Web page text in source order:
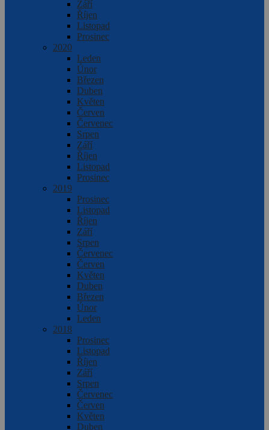
Září
Říjen
Listopad
Prosinec
2020
Leden
Únor
Březen
Duben
Květen
Červen
Červenec
Srpen
Září
Říjen
Listopad
Prosinec
2019
Prosinec
Listopad
Říjen
Září
Srpen
Červenec
Červen
Květen
Duben
Březen
Únor
Leden
2018
Prosinec
Listopad
Říjen
Září
Srpen
Červenec
Červen
Květen
Duben